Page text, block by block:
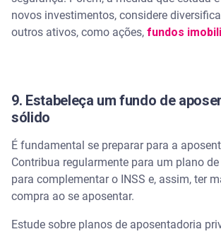
novos investimentos, considere
outros ativos, como ações, fundos
9. Estabeleça um fundo de
sólido
É fundamental se preparar para a
Contribua regularmente para um plano
para complementar o INSS e, assim, ter
compra ao se aposentar.
Estude sobre planos de aposentadoria